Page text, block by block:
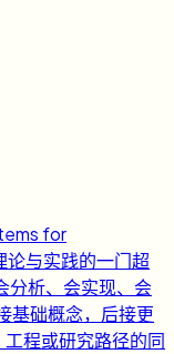
for
与实践的一门超
分析、会实现、会
基础概念，后接更
程或研究路径的同